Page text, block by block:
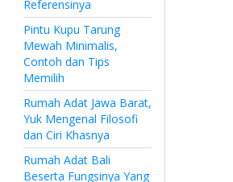
Referensinya
Pintu Kupu Tarung
Mewah Minimalis,
Contoh dan Tips
Memilih
Rumah Adat Jawa Barat,
Yuk Mengenal Filosofi
dan Ciri Khasnya
Rumah Adat Bali
Beserta Fungsinya Yang